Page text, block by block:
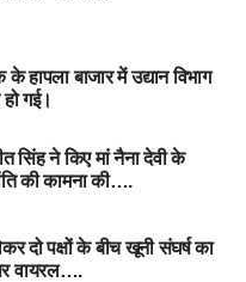
हापला बाजार में उद्यान विभाग
गई।
सिंह ने किए मां नैना देवी के
की कामना की….
दो पक्षों के बीच खूनी संघर्ष का
वायरल….